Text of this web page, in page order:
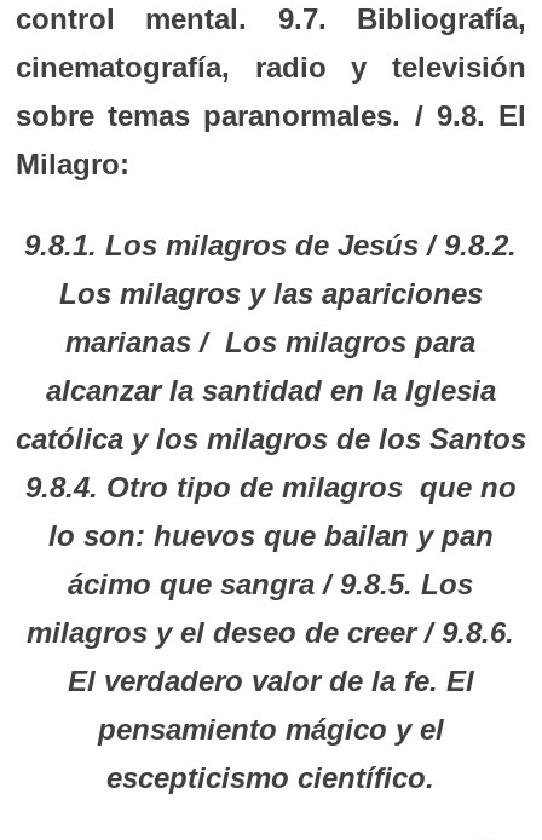
control mental. 9.7. Bibliografía,
cinematografía, radio y televisión
sobre temas paranormales. / 9.8. El
Milagro:
9.8.1. Los milagros de Jesús / 9.8.2.
Los milagros y las apariciones
marianas / Los milagros para
alcanzar la santidad en la Iglesia
católica y los milagros de los Santos
9.8.4. Otro tipo de milagros que no
lo son: huevos que bailan y pan
ácimo que sangra / 9.8.5. Los
milagros y el deseo de creer / 9.8.6.
El verdadero valor de la fe. El
pensamiento mágico y el
escepticismo científico.